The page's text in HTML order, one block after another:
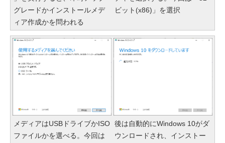
グレードかインストールメデ
ィア作成かを問われる
ビット(x86)」を選択
メディアはUSBドライブかISO
ファイルかを選べる。今回は
後は自動的にWindows 10がダ
ウンロードされ、インストー